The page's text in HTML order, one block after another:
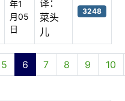
年1
月05
日
译：
菜头
儿
3248
第 6 页 共 10 页
5 6 7 8 9 10